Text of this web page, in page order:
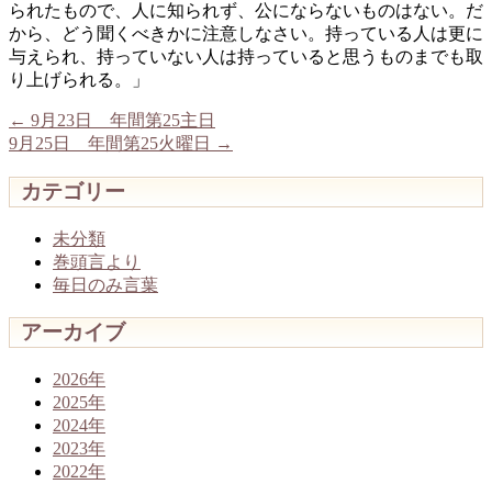
られたもので、人に知られず、公にならないものはない。だ
から、どう聞くべきかに注意しなさい。持っている人は更に
与えられ、持っていない人は持っていると思うものまでも取
り上げられる。」
← 9月23日 年間第25主日
9月25日 年間第25火曜日
→
カテゴリー
未分類
巻頭言より
毎日のみ言葉
アーカイブ
2026年
2025年
2024年
2023年
2022年